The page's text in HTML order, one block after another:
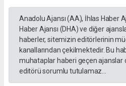
Anadolu Ajansı (AA), İhlas Haber
Haber Ajansı (DHA) ve diğer
haberler, sitemizin editörlerinin
kanallarından çekilmektedir. Bu
muhataplar haberi geçen ajanslar
editörü sorumlu tutulamaz...